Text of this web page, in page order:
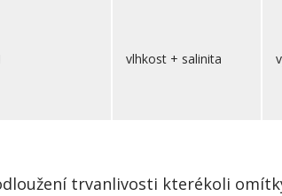
vlhkost + salinita
trvanlivosti kterékoli